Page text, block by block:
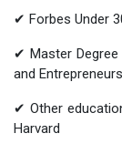
✔ Forbes Under
✔ Master
and
✔ Other
Harvard